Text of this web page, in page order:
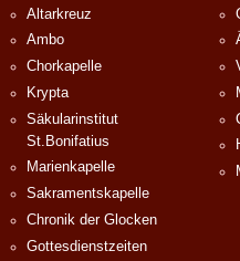
Altarkreuz
Ambo
Chorkapelle
Krypta
Säkularinstitut
St.Bonifatius
Marienkapelle
Sakramentskapelle
Chronik der Glocken
Gottesdienstzeiten